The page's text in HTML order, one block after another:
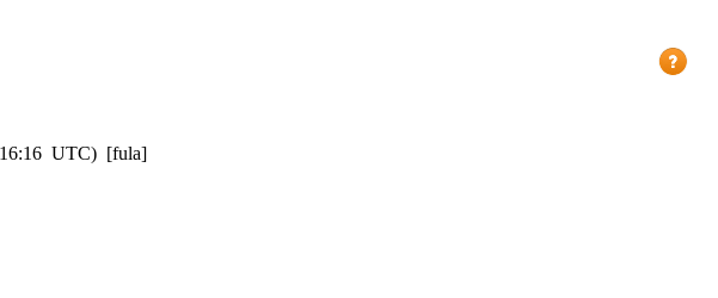
UTC) [fula]